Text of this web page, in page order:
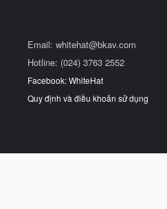
Email: whitehat@bkav.com
Hotline: (024) 3763 2552
Facebook: WhiteHat
Quy định và điều khoản sử dụng